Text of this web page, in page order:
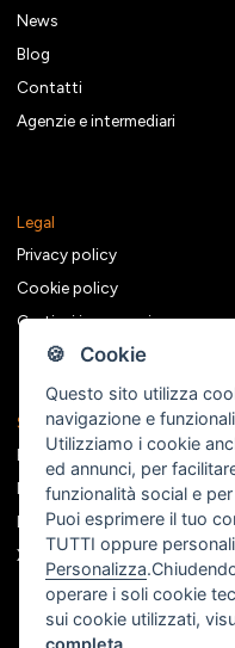
🍪 Cookie
Questo sito utilizza
navigazione e
Utilizziamo i cookie
ed annunci, per
funzionalità social e
Puoi esprimere il tuo
TUTTI oppure
Personalizza
operare i soli cookie
sui cookie utilizzati,
completa
News
Blog
Contatti
Agenzie e intermediari
Legal
Privacy policy
Cookie policy
Gestisci i consensi
Seguici sui social
Facebook
Instagram
Linkedin
X